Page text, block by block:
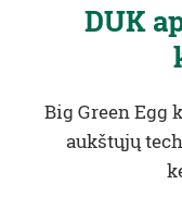
DUK
Big Green
aukštųjų